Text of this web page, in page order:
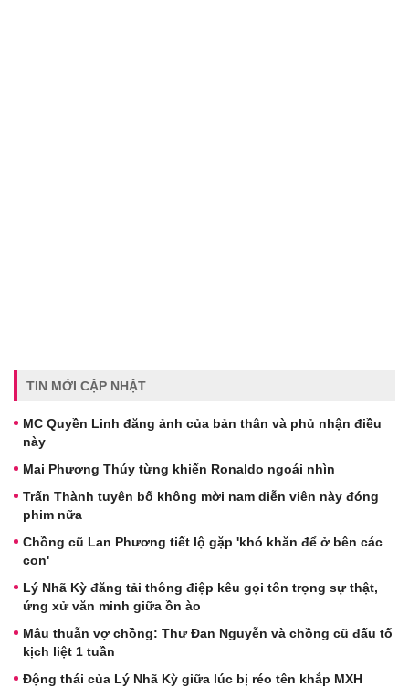
TIN MỚI CẬP NHẬT
MC Quyền Linh đăng ảnh của bản thân và phủ nhận điều
này
Mai Phương Thúy từng khiến Ronaldo ngoái nhìn
Trấn Thành tuyên bố không mời nam diễn viên này đóng
phim nữa
Chồng cũ Lan Phương tiết lộ gặp 'khó khăn để ở bên các
con'
Lý Nhã Kỳ đăng tải thông điệp kêu gọi tôn trọng sự thật,
ứng xử văn minh giữa ồn ào
Mâu thuẫn vợ chồng: Thư Đan Nguyễn và chồng cũ đấu tố
kịch liệt 1 tuần
Động thái của Lý Nhã Kỳ giữa lúc bị réo tên khắp MXH